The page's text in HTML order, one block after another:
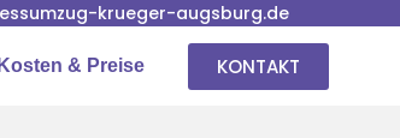
krueger-augsburg.de
Kosten & Preise KONTAKT